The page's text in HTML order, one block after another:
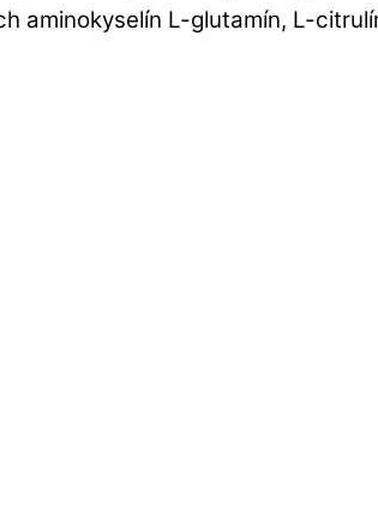
aminokyselín L-glutamín, L-